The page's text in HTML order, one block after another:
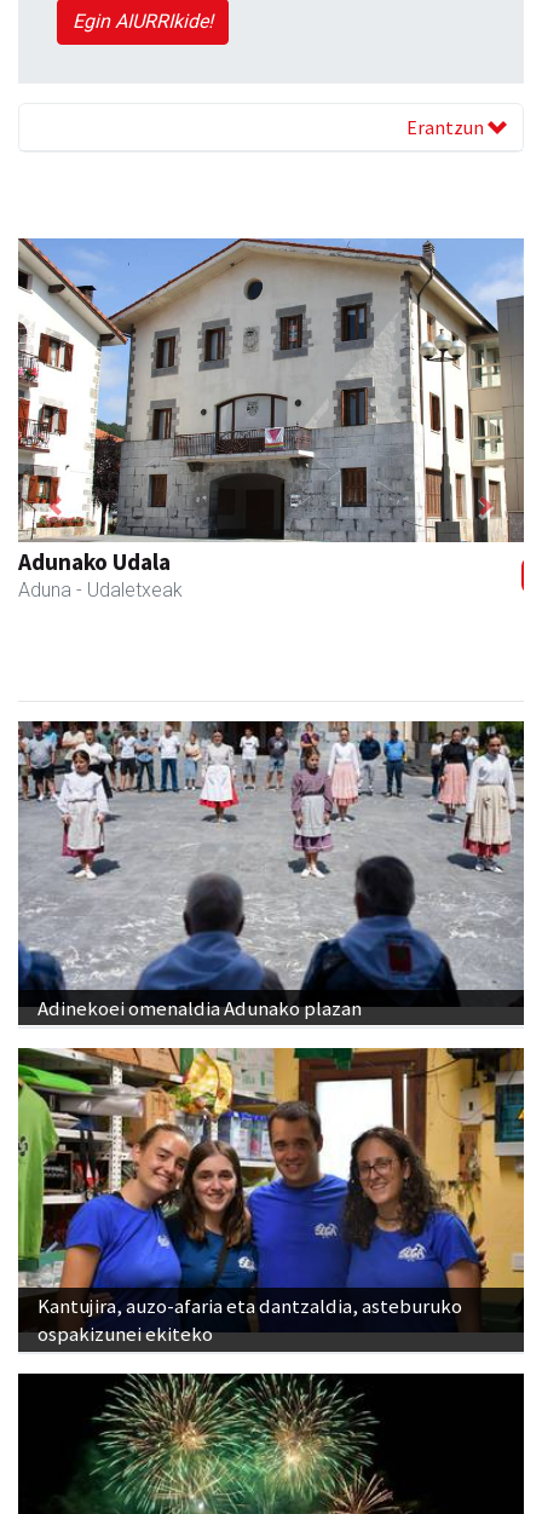
Egin AIURRIkide!
Erantzun
Goine esnekiak
Asteasu - Esnekiak
Previous Next
Adinekoei omenaldia Adunako plazan
Kantujira, auzo-afaria eta dantzaldia, asteburuko
ospakizunei ekiteko